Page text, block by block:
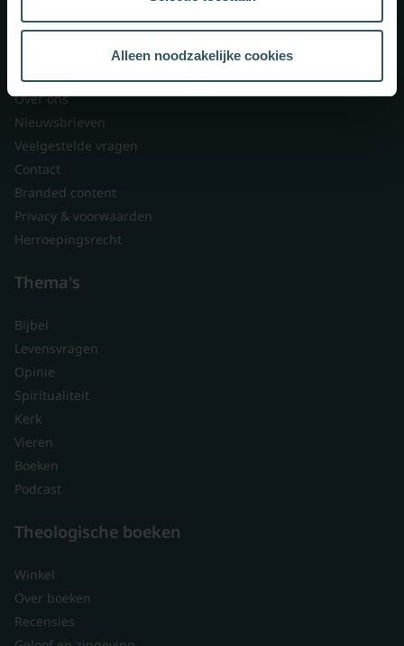
Alleen noodzakelijke cookies
Theologie.nl
Lid worden
Over ons
Nieuwsbrieven
Veelgestelde vragen
Contact
Branded content
Privacy & voorwaarden
Herroepingsrecht
Thema's
Bijbel
Levensvragen
Opinie
Spiritualiteit
Kerk
Vieren
Boeken
Podcast
Theologische boeken
Winkel
Over boeken
Recensies